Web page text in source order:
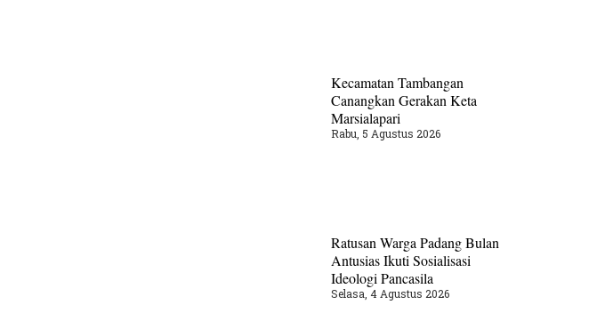
Kecamatan Tambangan
Canangkan Gerakan Keta
Marsialapari
Rabu, 5 Agustus 2026
Ratusan Warga Padang Bulan
Antusias Ikuti Sosialisasi
Ideologi Pancasila
Selasa, 4 Agustus 2026